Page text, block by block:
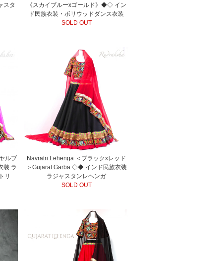
スタ
《スカイブルーxゴールド》◆◇ イン
ド民族衣装・ボリウッドダンス衣装
SOLD OUT
ルブ
装 ラ
リ
Navratri Lehenga ＜ブラックxレッド
＞Gujarat Garba ◇◆ インド民族衣装
ラジャスタンレヘンガ
SOLD OUT